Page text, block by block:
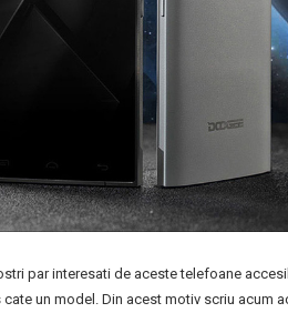
par interesati de aceste telefoane
un model. Din acest motiv scriu acum